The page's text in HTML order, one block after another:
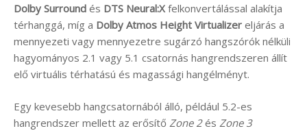
Dolby Surround és DTS Neural:Xfelkonvertálással alakítja
térhanggá, míg a Dolby Atmos Height Virtualizer eljárás a
mennyezeti vagy mennyezetre sugárzó hangszórók nélküli
hagyományos 2.1 vagy 5.1 csatornás hangrendszeren állít
elő virtuális térhatású és magassági hangélményt.
Egy kevesebb hangcsatornából álló, például 5.2-es
hangrendszer mellett az erősítő Zone 2és Zone 3